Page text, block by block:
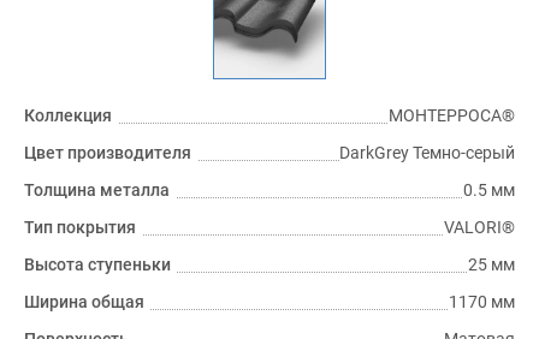
Коллекция
МОНТЕРРОСА®
Цвет производителя
DarkGrey Темно-серый
Толщина металла
0.5 мм
Тип покрытия
VALORI®
Высота ступеньки
25 мм
Ширина общая
1170 мм